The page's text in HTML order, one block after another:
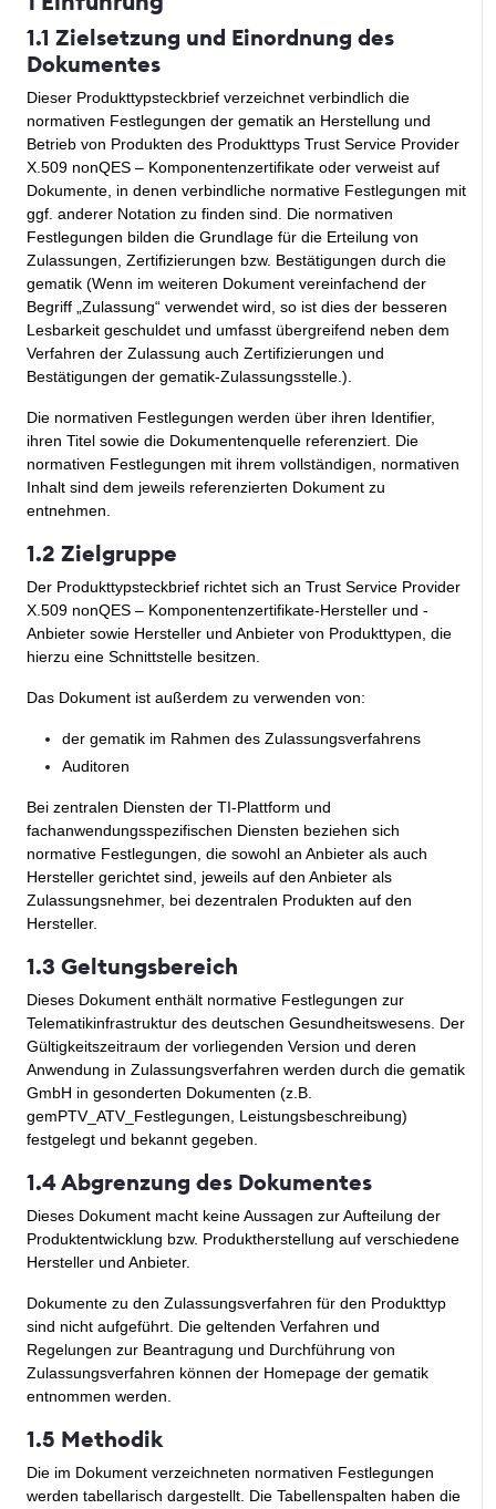
1.1 Zielsetzung und Einordnung des
Dokumentes
Dieser Produkttypsteckbrief verzeichnet verbindlich die
normativen Festlegungen der gematik an Herstellung und
Betrieb von Produkten des Produkttyps Trust Service Provider
X.509 nonQES – Komponentenzertifikate oder verweist auf
Dokumente, in denen verbindliche normative Festlegungen mit
ggf. anderer Notation zu finden sind. Die normativen
Festlegungen bilden die Grundlage für die Erteilung von
Zulassungen, Zertifizierungen bzw. Bestätigungen durch die
gematik (Wenn im weiteren Dokument vereinfachend der
Begriff „Zulassung“ verwendet wird, so ist dies der besseren
Lesbarkeit geschuldet und umfasst übergreifend neben dem
Verfahren der Zulassung auch Zertifizierungen und
Bestätigungen der gematik-Zulassungsstelle.).
Die normativen Festlegungen werden über ihren Identifier,
ihren Titel sowie die Dokumentenquelle referenziert. Die
normativen Festlegungen mit ihrem vollständigen, normativen
Inhalt sind dem jeweils referenzierten Dokument zu
entnehmen.
1.2 Zielgruppe
Der Produkttypsteckbrief richtet sich an Trust Service Provider
X.509 nonQES – Komponentenzertifikate-Hersteller und -
Anbieter sowie Hersteller und Anbieter von Produkttypen, die
hierzu eine Schnittstelle besitzen.
Das Dokument ist außerdem zu verwenden von:
der gematik im Rahmen des Zulassungsverfahrens
Auditoren
Bei zentralen Diensten der TI-Plattform und
fachanwendungsspezifischen Diensten beziehen sich
normative Festlegungen, die sowohl an Anbieter als auch
Hersteller gerichtet sind, jeweils auf den Anbieter als
Zulassungsnehmer, bei dezentralen Produkten auf den
Hersteller.
1.3 Geltungsbereich
Dieses Dokument enthält normative Festlegungen zur
Telematikinfrastruktur des deutschen Gesundheitswesens. Der
Gültigkeitszeitraum der vorliegenden Version und deren
Anwendung in Zulassungsverfahren werden durch die gematik
GmbH in gesonderten Dokumenten (z.B.
gemPTV_ATV_Festlegungen, Leistungsbeschreibung)
festgelegt und bekannt gegeben.
1.4 Abgrenzung des Dokumentes
Dieses Dokument macht keine Aussagen zur Aufteilung der
Produktentwicklung bzw. Produktherstellung auf verschiedene
Hersteller und Anbieter.
Dokumente zu den Zulassungsverfahren für den Produkttyp
sind nicht aufgeführt. Die geltenden Verfahren und
Regelungen zur Beantragung und Durchführung von
Zulassungsverfahren können der Homepage der gematik
entnommen werden.
1.5 Methodik
Die im Dokument verzeichneten normativen Festlegungen
werden tabellarisch dargestellt. Die Tabellenspalten haben die